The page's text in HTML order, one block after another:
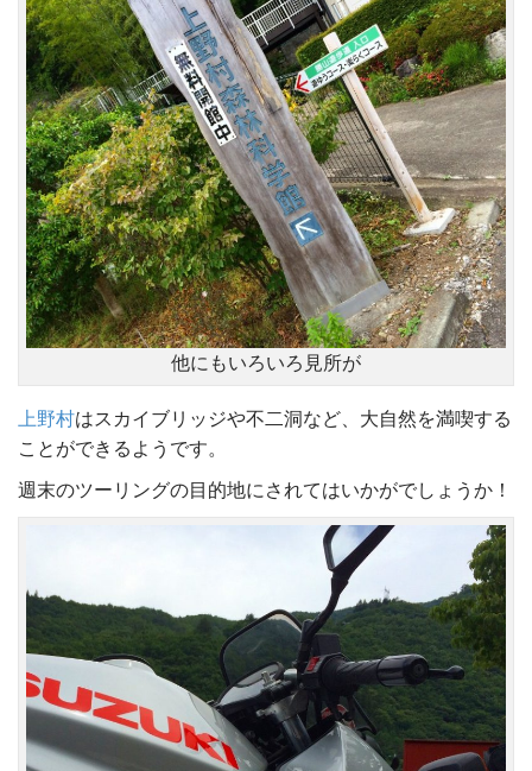
他にもいろいろ見所が
上野村はスカイブリッジや不二洞など、大自然を満喫する
ことができるようです。
週末のツーリングの目的地にされてはいかがでしょうか！